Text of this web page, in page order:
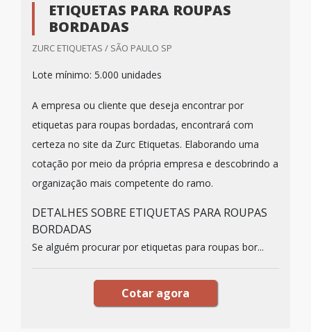
ETIQUETAS PARA ROUPAS
BORDADAS
ZURC ETIQUETAS / SÃO PAULO SP
Lote mínimo: 5.000 unidades
A empresa ou cliente que deseja encontrar por
etiquetas para roupas bordadas, encontrará com
certeza no site da Zurc Etiquetas. Elaborando uma
cotação por meio da própria empresa e descobrindo a
organização mais competente do ramo.
DETALHES SOBRE ETIQUETAS PARA ROUPAS
BORDADAS
Se alguém procurar por etiquetas para roupas bor...
Cotar agora